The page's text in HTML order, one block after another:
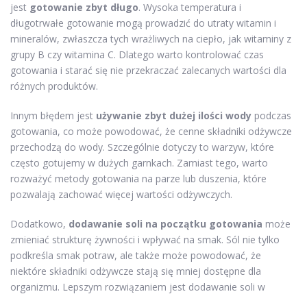
jest gotowanie zbyt długo. Wysoka temperatura i
długotrwałe gotowanie mogą prowadzić do utraty witamin i
mineralów, zwłaszcza tych wrażliwych na ciepło, jak witaminy z
grupy B czy witamina C. Dlatego warto kontrolować czas
gotowania i starać się nie przekraczać zalecanych wartości dla
różnych produktów.
Innym błędem jest używanie zbyt dużej ilości wody podczas
gotowania, co może powodować, że cenne składniki odżywcze
przechodzą do wody. Szczególnie dotyczy to warzyw, które
często gotujemy w dużych garnkach. Zamiast tego, warto
rozważyć metody gotowania na parze lub duszenia, które
pozwalają zachować więcej wartości odżywczych.
Dodatkowo, dodawanie soli na początku gotowania może
zmieniać strukturę żywności i wpływać na smak. Sól nie tylko
podkreśla smak potraw, ale także może powodować, że
niektóre składniki odżywcze stają się mniej dostępne dla
organizmu. Lepszym rozwiązaniem jest dodawanie soli w